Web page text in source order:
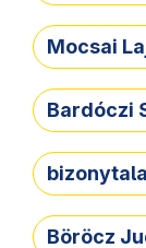
Mocsai
Bardóczi
Böröcz